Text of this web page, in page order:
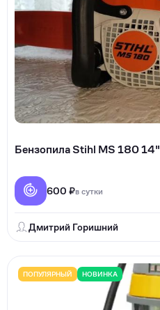
Бензопила Stihl MS 180 14"
600 ₽в сутки
Дмитрий Горишний
ПОПУЛЯРНЫЙ НОВИНКА